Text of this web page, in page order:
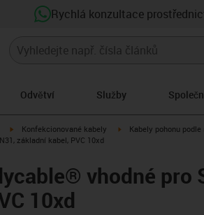
Rychlá konzultace
Odvětví Služby
igus-icon-arrow-right
Konfekcionované kabely igus-icon-arrow-right
Kabely pohonu
základní kabel, PVC 10xd
vhodné pro
10xd